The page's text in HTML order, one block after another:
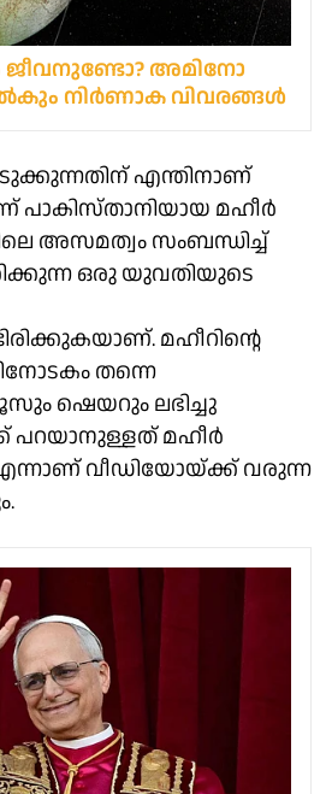
ജീവനുണ്ടോ? അമിനോ
നിർണാക വിവരങ്ങൾ
എന്തിനാണ്
പാകിസ്താനിയായ മഹീർ
അസമത്വം സംബന്ധിച്ച്
ഒരു യുവതിയുടെ
മഹീറിന്റെ
തന്നെ
ഷെയറും ലഭിച്ചു
പറയാനുള്ളത് മഹീർ
വീഡിയോയ്ക്ക് വരുന്ന